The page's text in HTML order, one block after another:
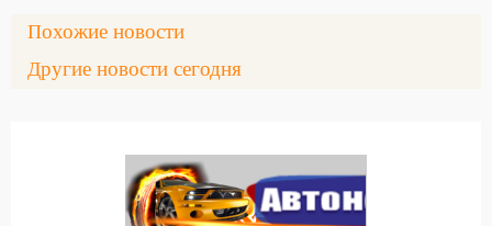
Похожие новости
Другие новости сегодня